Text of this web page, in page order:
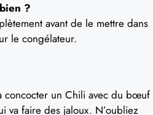
?
avant de le mettre dans
le congélateur.
concocter un Chili avec du bœuf
va faire des jaloux. N’oubliez